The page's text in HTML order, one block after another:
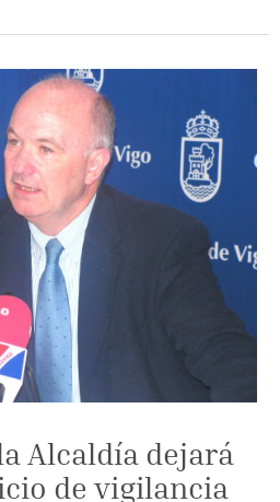
Alcaldía dejará
de vigilancia